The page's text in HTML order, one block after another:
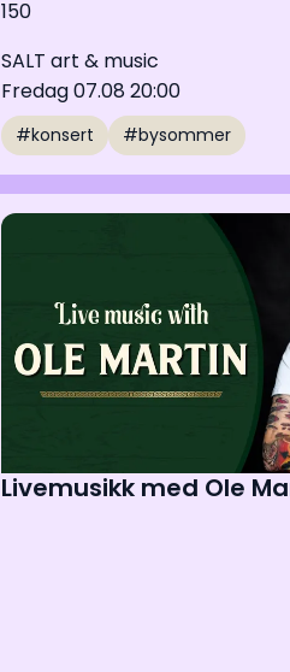
150
SALT art & music
Fredag 07.08 20:00
#konsert #bysommer
Livemusikk med Ole